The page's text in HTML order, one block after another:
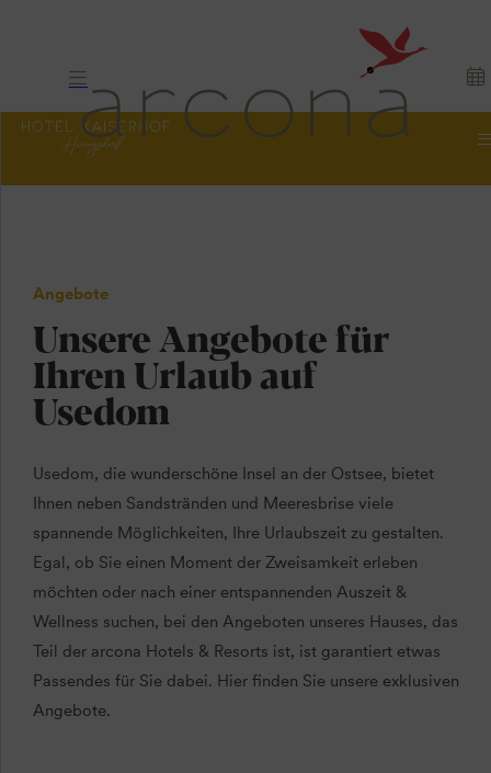
Angebote
Unsere Angebote für
Ihren Urlaub auf
Usedom
Usedom, die wunderschöne Insel an der Ostsee, bietet
Ihnen neben Sandstränden und Meeresbrise viele
spannende Möglichkeiten, Ihre Urlaubszeit zu gestalten.
Egal, ob Sie einen Moment der Zweisamkeit erleben
möchten oder nach einer entspannenden Auszeit &
Wellness suchen, bei den Angeboten unseres Hauses, das
Teil der arcona Hotels & Resorts ist, ist garantiert etwas
Passendes für Sie dabei. Hier finden Sie unsere exklusiven
Angebote.